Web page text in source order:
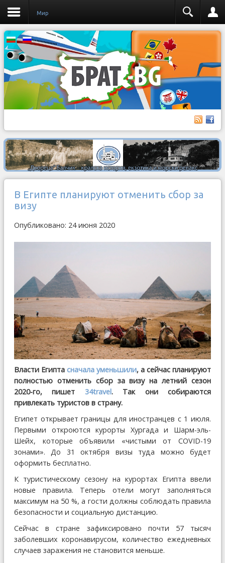
Мир
В Египте планируют отменить сбор за
визу
Опубликовано: 24 июня 2020
Власти Египта сначала уменьшили, а сейчас планируют
полностью отменить сбор за визу на летний сезон
2020-го, пишет 34travel. Так они собираются
привлекать туристов в страну.
Египет открывает границы для иностранцев с 1 июля.
Первыми откроются курорты Хургада и Шарм-эль-
Шейх, которые объявили «чистыми от COVID-19
зонами». До 31 октября визы туда можно будет
оформить бесплатно.
К туристическому сезону на курортах Египта ввели
новые правила. Теперь отели могут заполняться
максимум на 50 %, а гости должны соблюдать правила
безопасности и социальную дистанцию.
Сейчас в стране зафиксировано почти 57 тысяч
заболевших коронавирусом, количество ежедневных
случаев заражения не становится меньше.